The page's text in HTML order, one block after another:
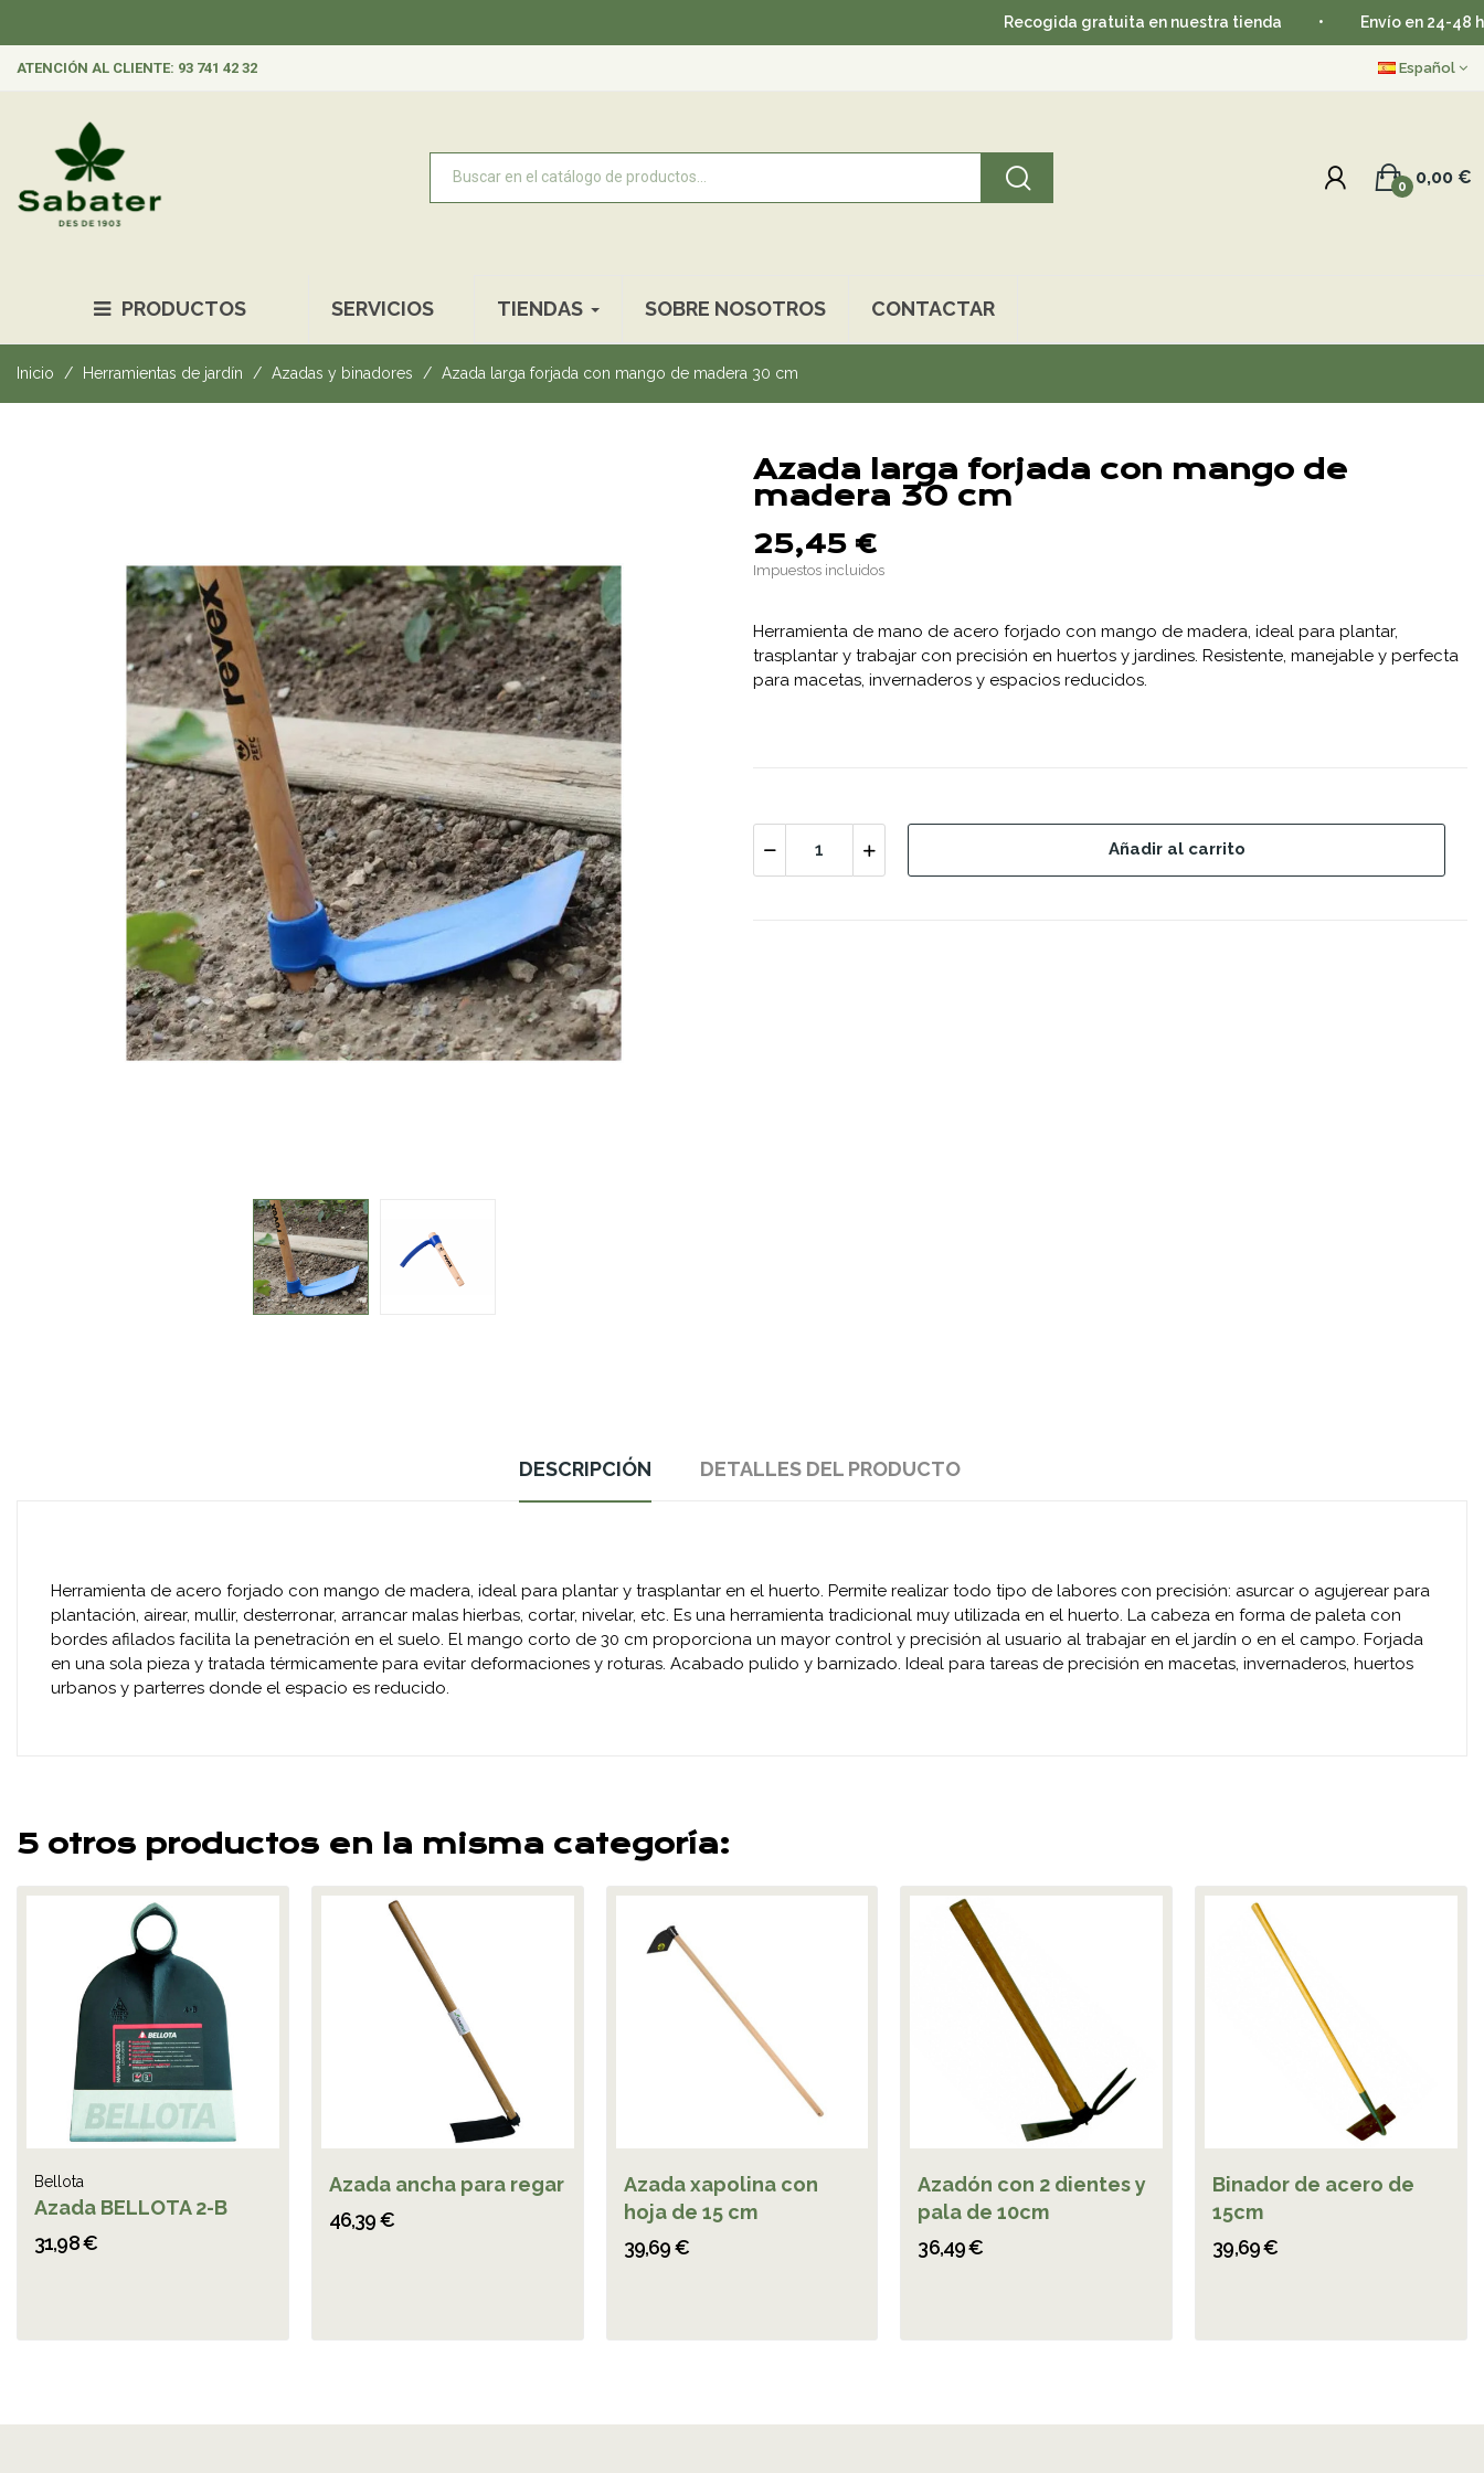
Recogida gratuita en nuestra tienda • Envío en 24-48 horas
ATENCIÓN AL CLIENTE: 93 741 42 32 Español
0,00 €
0
PRODUCTOS SERVICIOS TIENDAS SOBRE NOSOTROS CONTACTAR
Inicio Herramientas de jardín Azadas y binadores Azada larga forjada con mango de madera 30 cm
Azada larga forjada con mango de
madera 30 cm
25,45 €
Impuestos incluidos
Herramienta de mano de acero forjado con mango de madera, ideal para plantar,
trasplantar y trabajar con precisión en huertos y jardines. Resistente, manejable y perfecta
para macetas, invernaderos y espacios reducidos.
Añadir al carrito
DESCRIPCIÓN DETALLES DEL PRODUCTO
Herramienta de acero forjado con mango de madera, ideal para plantar y trasplantar en el huerto. Permite realizar todo tipo de labores con precisión: asurcar o agujerear para
plantación, airear, mullir, desterronar, arrancar malas hierbas, cortar, nivelar, etc. Es una herramienta tradicional muy utilizada en el huerto. La cabeza en forma de paleta con
bordes afilados facilita la penetración en el suelo. El mango corto de 30 cm proporciona un mayor control y precisión al usuario al trabajar en el jardín o en el campo. Forjada
en una sola pieza y tratada térmicamente para evitar deformaciones y roturas. Acabado pulido y barnizado. Ideal para tareas de precisión en macetas, invernaderos, huertos
urbanos y parterres donde el espacio es reducido.
5 otros productos en la misma categoría:
Bellota
Azada BELLOTA 2-B
31,98 €
Azada ancha para regar
46,39 €
Azada xapolina con
hoja de 15 cm
39,69 €
Azadón con 2 dientes y
pala de 10cm
36,49 €
Binador de acero de
15cm
39,69 €